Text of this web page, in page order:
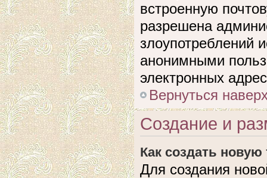
встроенную
разрешена
злоупотреблений
анонимными
электронных
Вернуться
Создание и
Как создать новую
Для создания